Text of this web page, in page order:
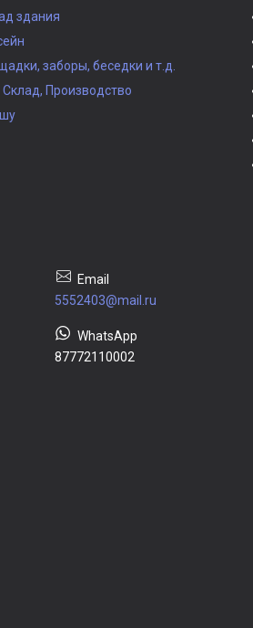
здания
заборы, беседки и т.д.
Склад, Производство
5552403@mail.ru
87772110002